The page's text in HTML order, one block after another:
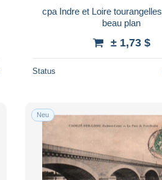
cpa Indre et Loire
beau plan
± 1,73 $
Status
Neu